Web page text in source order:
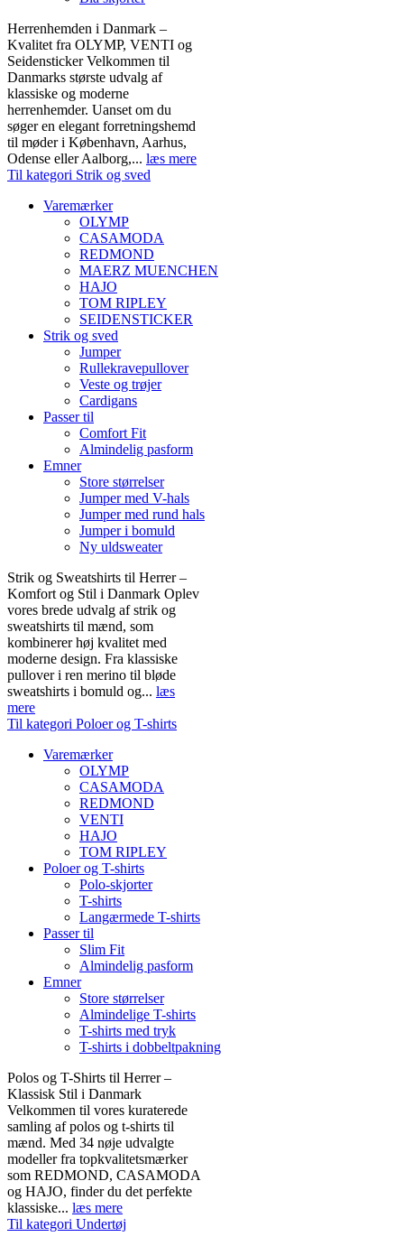
Herrenhemden i Danmark –
Kvalitet fra OLYMP, VENTI og
Seidensticker Velkommen til
Danmarks største udvalg af
klassiske og moderne
herrenhemder. Uanset om du
søger en elegant forretningshemd
til møder i København, Aarhus,
Odense eller Aalborg,... læs mere
Til kategori Strik og sved
Varemærker
OLYMP
CASAMODA
REDMOND
MAERZ MUENCHEN
HAJO
TOM RIPLEY
SEIDENSTICKER
Strik og sved
Jumper
Rullekravepullover
Veste og trøjer
Cardigans
Passer til
Comfort Fit
Almindelig pasform
Emner
Store størrelser
Jumper med V-hals
Jumper med rund hals
Jumper i bomuld
Ny uldsweater
Strik og Sweatshirts til Herrer –
Komfort og Stil i Danmark Oplev
vores brede udvalg af strik og
sweatshirts til mænd, som
kombinerer høj kvalitet med
moderne design. Fra klassiske
pullover i ren merino til bløde
sweatshirts i bomuld og... læs
mere
Til kategori Poloer og T-shirts
Varemærker
OLYMP
CASAMODA
REDMOND
VENTI
HAJO
TOM RIPLEY
Poloer og T-shirts
Polo-skjorter
T-shirts
Langærmede T-shirts
Passer til
Slim Fit
Almindelig pasform
Emner
Store størrelser
Almindelige T-shirts
T-shirts med tryk
T-shirts i dobbeltpakning
Polos og T-Shirts til Herrer –
Klassisk Stil i Danmark
Velkommen til vores kuraterede
samling af polos og t-shirts til
mænd. Med 34 nøje udvalgte
modeller fra topkvalitetsmærker
som REDMOND, CASAMODA
og HAJO, finder du det perfekte
klassiske... læs mere
Til kategori Undertøj